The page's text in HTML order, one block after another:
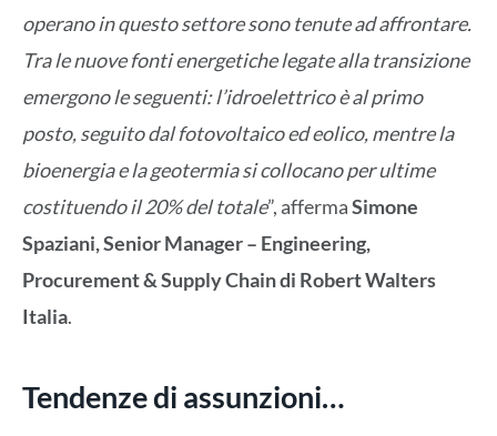
operano in questo settore sono tenute ad affrontare.
Tra le nuove fonti energetiche legate alla transizione
emergono le seguenti: l’idroelettrico è al primo
posto, seguito dal fotovoltaico ed eolico, mentre la
bioenergia e la geotermia si collocano per ultime
costituendo il 20% del totale”, affermaSimone
Spaziani, Senior Manager – Engineering,
Procurement & Supply Chain di Robert Walters
Italia.
Tendenze di assunzioni…